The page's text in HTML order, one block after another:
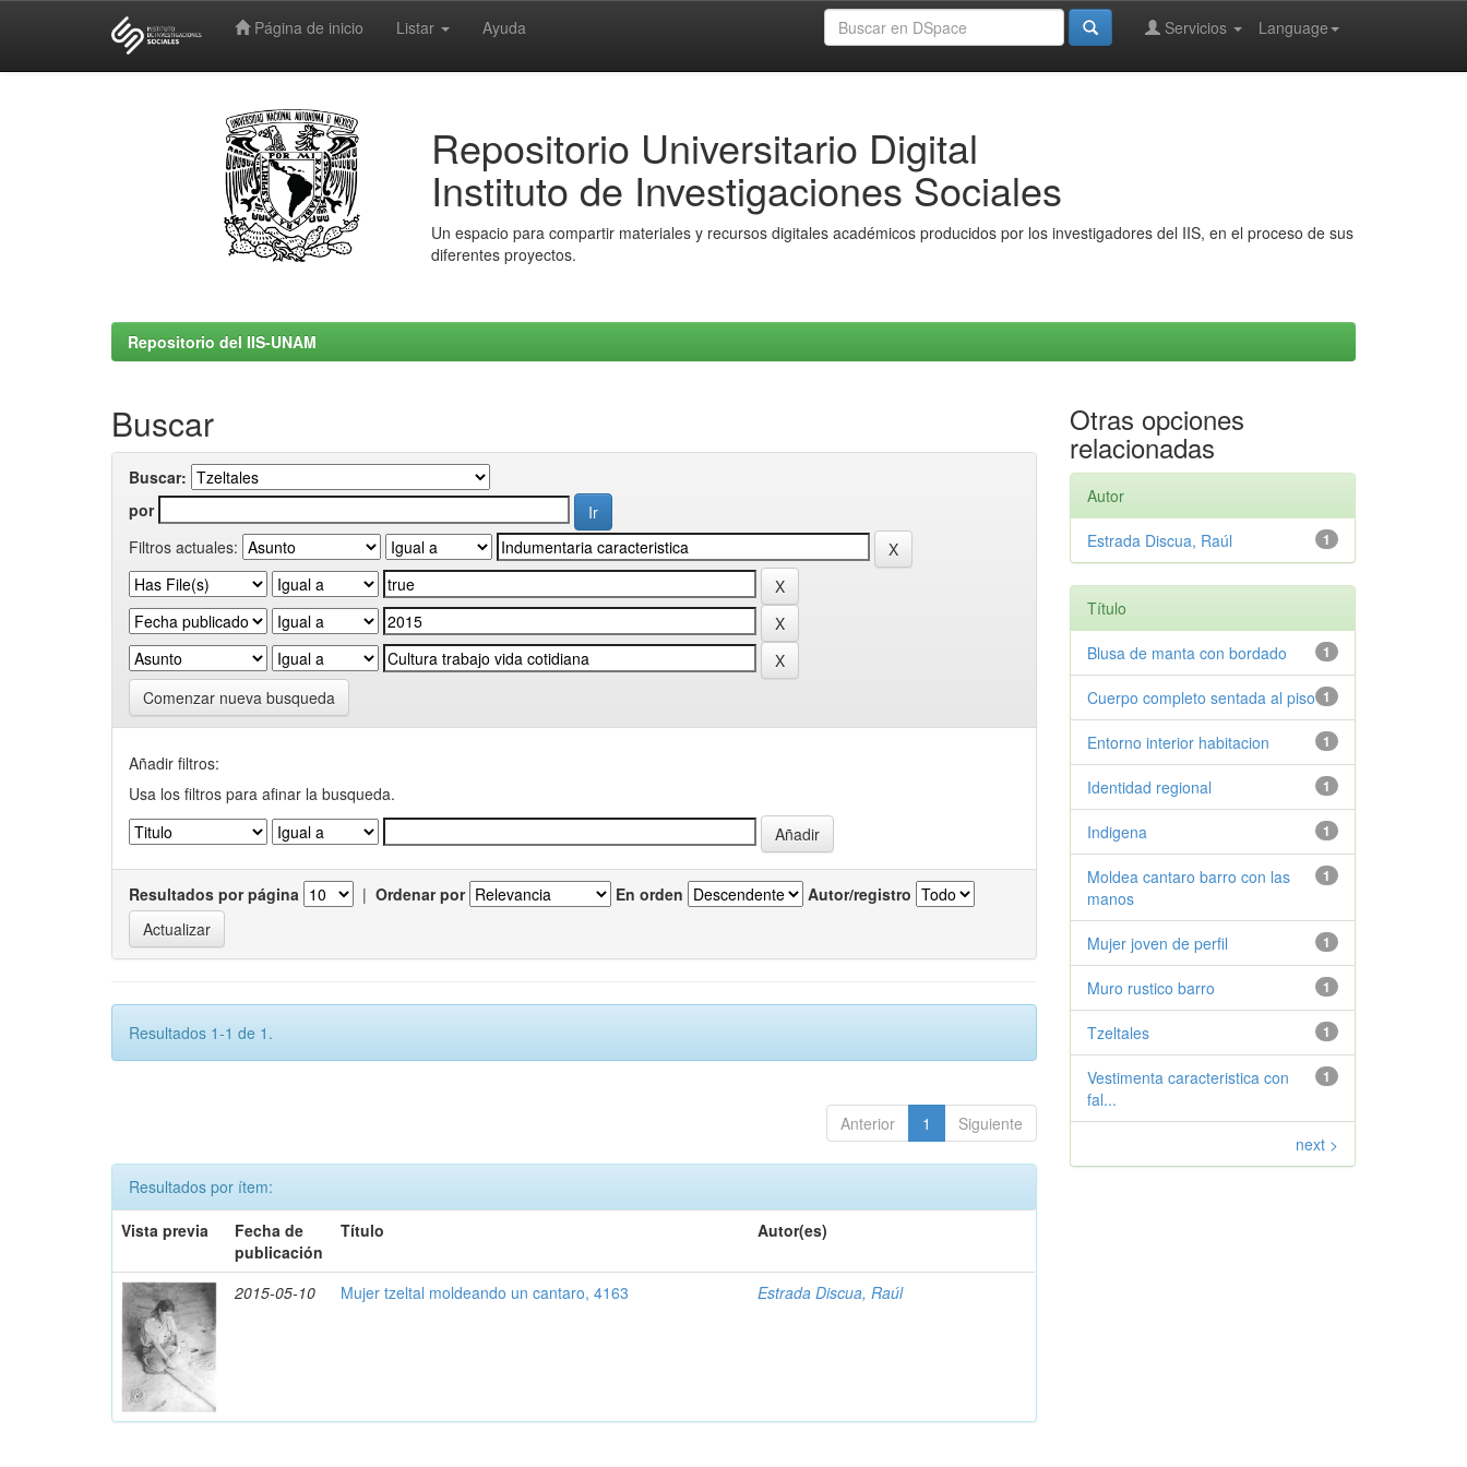
Página de inicio Listar Ayuda Language
Servicios
Repositorio Universitario Digital
Instituto de Investigaciones Sociales
Un espacio para compartir materiales y recursos digitales académicos producidos por los investigadores del IIS, en el proceso de sus
diferentes proyectos.
Repositorio del IIS-UNAM
Buscar
Buscar:
por
Filtros actuales:
Comenzar nueva busqueda
Añadir filtros:
Usa los filtros para afinar la busqueda.
Resultados por página | Ordenar por En orden Autor/registro
Resultados 1-1 de 1.
Anterior 1 Siguiente
Resultados por ítem:
Vista previa
Fecha de
publicación
Título Autor(es)
2015-05-10 Mujer tzeltal moldeando un cantaro, 4163 Estrada Discua, Raúl
Otras opciones
relacionadas
Autor
1
Estrada Discua, Raúl
Título
1
Blusa de manta con bordado
1
Cuerpo completo sentada al piso
1
Entorno interior habitacion
1
Identidad regional
1
Indigena
1
Moldea cantaro barro con las
manos
1
Mujer joven de perfil
1
Muro rustico barro
1
Tzeltales
1
Vestimenta caracteristica con
fal...
next >